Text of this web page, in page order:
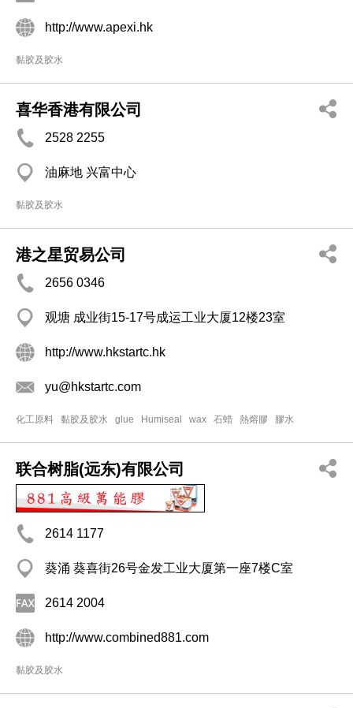
http://www.apexi.hk
黏胶及胶水
喜华香港有限公司
2528 2255
油麻地 兴富中心
黏胶及胶水
港之星贸易公司
2656 0346
观塘 成业街15-17号成运工业大厦12楼23室
http://www.hkstartc.hk
yu@hkstartc.com
化工原料 黏胶及胶水 glue Humiseal wax 石蜡 熱熔膠 膠水
联合树脂(远东)有限公司
2614 1177
葵涌 葵喜街26号金发工业大厦第一座7楼C室
2614 2004
http://www.combined881.com
黏胶及胶水